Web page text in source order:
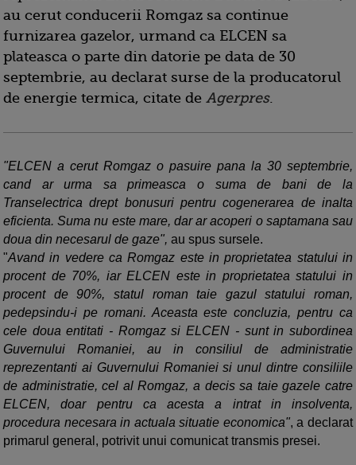
au cerut conducerii Romgaz sa continue
furnizarea gazelor, urmand ca ELCEN sa
plateasca o parte din datorie pe data de 30
septembrie, au declarat surse de la producatorul
de energie termica, citate de Agerpres.
"ELCEN a cerut Romgaz o pasuire pana la 30 septembrie,
cand ar urma sa primeasca o suma de bani de la
Transelectrica drept bonusuri pentru cogenerarea de inalta
eficienta. Suma nu este mare, dar ar acoperi o saptamana sau
doua din necesarul de gaze", au spus sursele.
"Avand in vedere ca Romgaz este in proprietatea statului in
procent de 70%, iar ELCEN este in proprietatea statului in
procent de 90%, statul roman taie gazul statului roman,
pedepsindu-i pe romani. Aceasta este concluzia, pentru ca
cele doua entitati - Romgaz si ELCEN - sunt in subordinea
Guvernului Romaniei, au in consiliul de administratie
reprezentanti ai Guvernului Romaniei si unul dintre consiliile
de administratie, cel al Romgaz, a decis sa taie gazele catre
ELCEN, doar pentru ca acesta a intrat in insolventa,
procedura necesara in actuala situatie economica", a declarat
primarul general, potrivit unui comunicat transmis presei.